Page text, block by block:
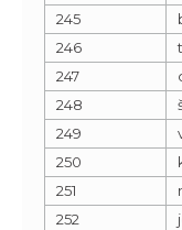
245
246
247
248
249
250
251
252